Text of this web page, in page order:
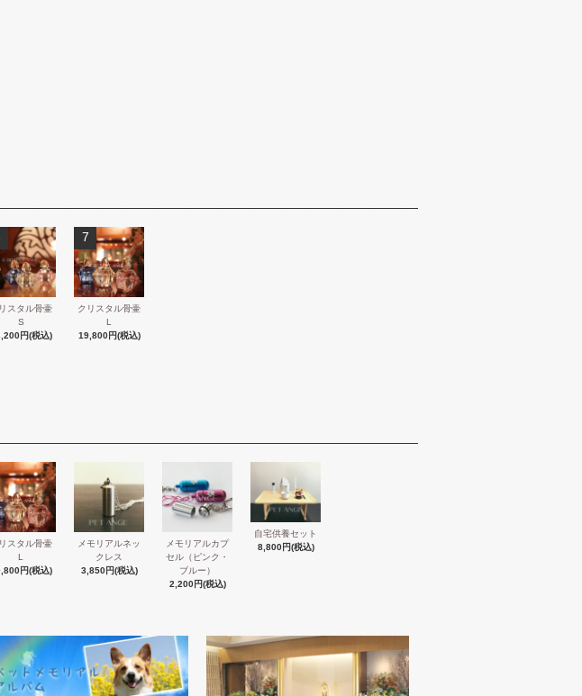
スタル骨壷
S
円(税込)
7
クリスタル骨壷
L
19,800円(税込)
スタル骨壷
L
円(税込)
メモリアルネッ
クレス
3,850円(税込)
メモリアルカプ
セル（ピンク・
ブルー）
2,200円(税込)
自宅供養セット
8,800円(税込)